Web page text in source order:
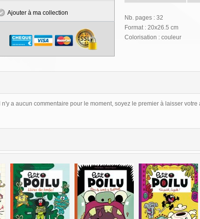
Ajouter à ma collection
Nb. pages : 32
Format : 20x26.5 cm
Colorisation : couleur
Il n'y a aucun commentaire pour le moment, soyez le premier à laisser votre